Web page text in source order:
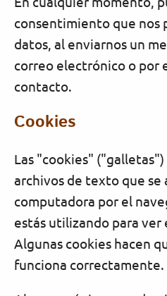
consentimiento que nos
datos, al enviarnos un
correo electrónico o por
contacto.
Cookies
Las "cookies"
archivos de texto que se
computadora por el
estás utilizando para ver
Algunas cookies hacen
funciona correctamente.